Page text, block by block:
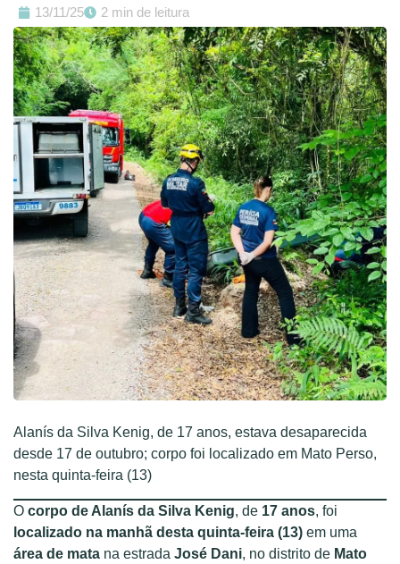
13/11/25 2 min de leitura
Alanís da Silva Kenig, de 17 anos, estava desaparecida
desde 17 de outubro; corpo foi localizado em Mato Perso,
nesta quinta-feira (13)
O corpo de Alanís da Silva Kenig, de 17 anos, foi
localizado na manhã desta quinta-feira (13) em uma
área de mata na estrada José Dani, no distrito de Mato